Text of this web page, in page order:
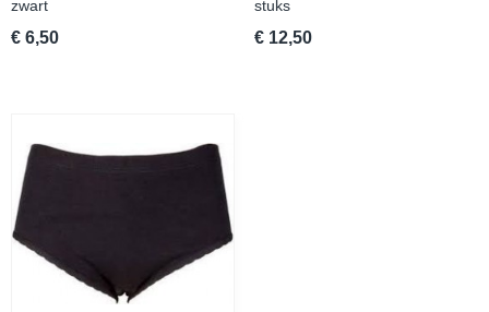
zwart
€ 6,50
stuks
€ 12,50